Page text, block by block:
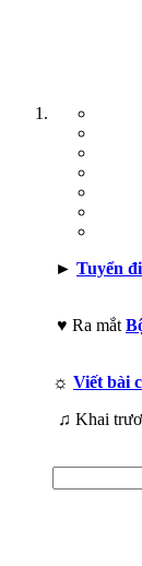
► Tuyển
♥ Ra mắt
☼ Viết bài
♫ Khai